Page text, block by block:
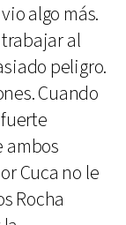
algo más.
al
peligro.
Cuando
ambos
Cuca no le
Rocha